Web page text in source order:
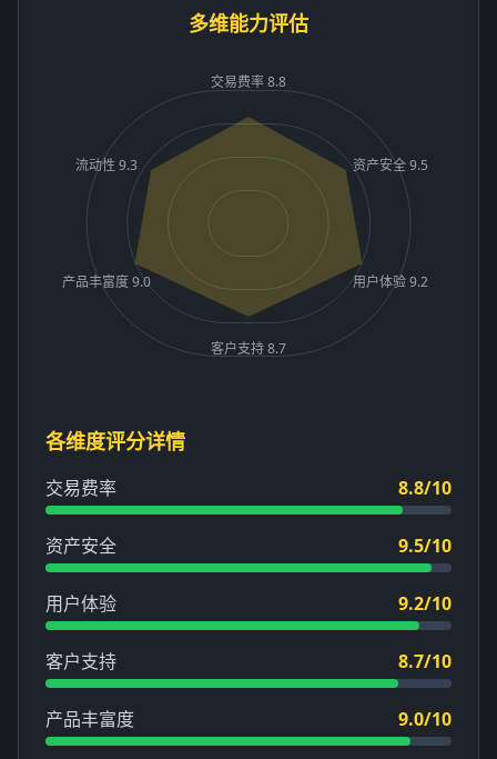
多维能力评估
交易费率 8.8
资产安全 9.5
用户体验 9.2
客户支持 8.7
产品丰富度 9.0
流动性 9.3
各维度评分详情
交易费率 8.8/10
资产安全 9.5/10
用户体验 9.2/10
客户支持 8.7/10
产品丰富度 9.0/10